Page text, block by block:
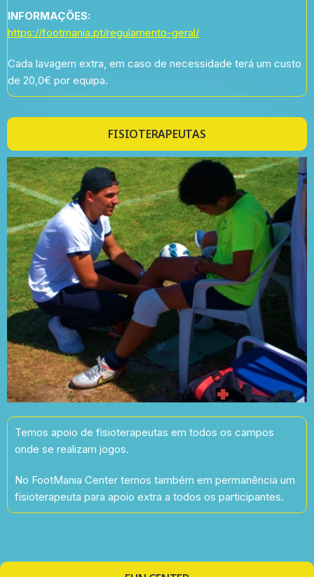
INFORMAÇÕES:
https://footmania.pt/regulamento-geral/
Cada lavagem extra, em caso de necessidade terá um custo
de 20,0€ por equipa.
FISIOTERAPEUTAS
Temos apoio de fisioterapeutas em todos os campos
onde se realizam jogos.
No FootMania Center temos também em permanência um
fisioterapeuta para apoio extra a todos os participantes.